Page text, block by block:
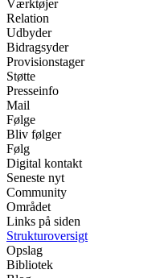
Værktøjer
Relation
Udbyder
Bidragsyder
Provisionstager
Støtte
Presseinfo
Mail
Følge
Bliv følger
Følg
Digital kontakt
Seneste nyt
Community
Området
Links på siden
Strukturoversigt
Opslag
Bibliotek